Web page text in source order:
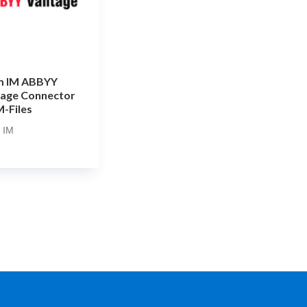
IM ABBYY
Connector
Files
IM